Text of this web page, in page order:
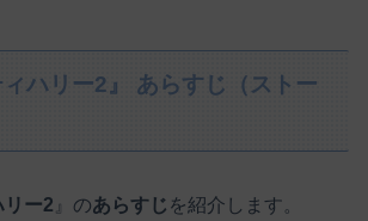
ハリー2』 あらすじ（ストー
リー2 』のあらすじ を紹介します。